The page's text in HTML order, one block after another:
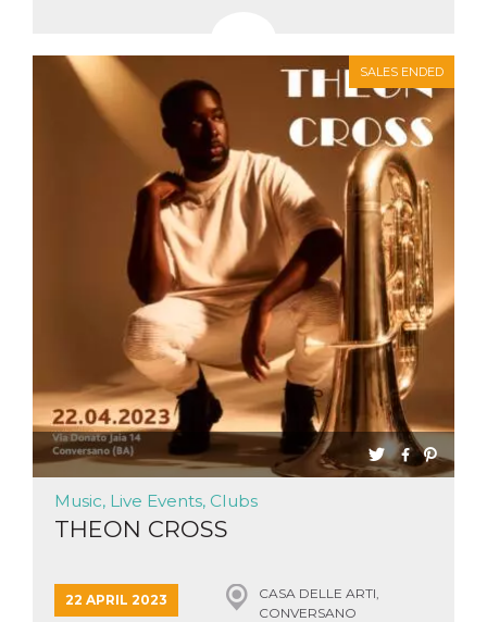
SALES ENDED
Music, Live Events, Clubs
THEON CROSS
22 APRIL 2023
CASA DELLE ARTI,
CONVERSANO